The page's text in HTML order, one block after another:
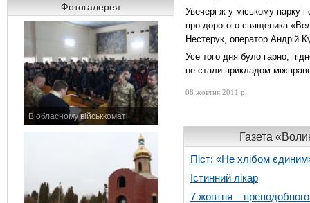
Фотогалерея
В обласному військкоматі
Увечері ж у міському парку
про дорогого священика
Нестерук, оператор Андрій
Усе того дня було гарно,
не стали прикладом
08 жовтня 2011 р.
Газета
Піст: «Не хлібом
Істинний лікар
7 жовтня –